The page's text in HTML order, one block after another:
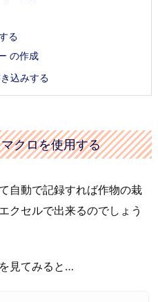
る
の作成
込みする
クロを使用する
自動で記録すれば作物の栽
クセルで出来るのでしょう
見てみると…